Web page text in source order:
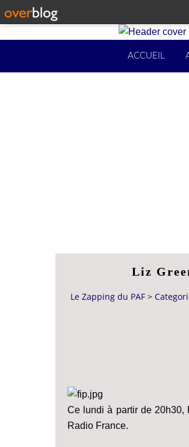
ACCUEIL
Liz
Le Zapping du PAF >
Ce lundi à partir de 20h30,
Radio France.